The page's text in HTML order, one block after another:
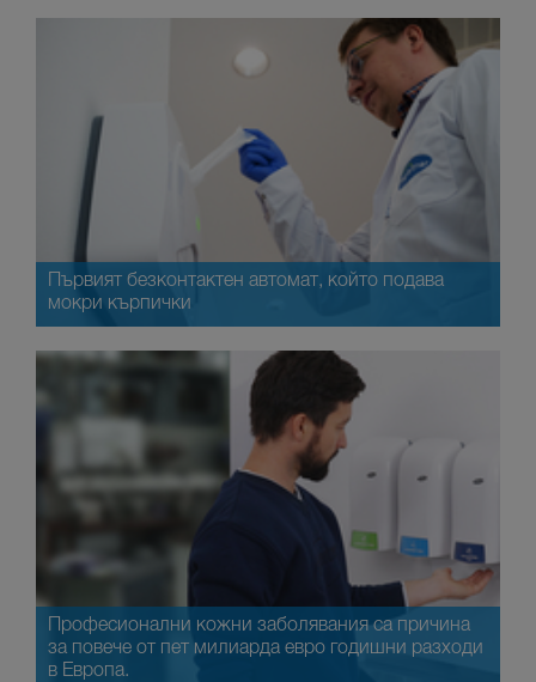
Първият безконтактен автомат, който подава
мокри кърпички
Професионални кожни заболявания са причина
за повече от пет милиарда евро годишни разходи
в Европа.